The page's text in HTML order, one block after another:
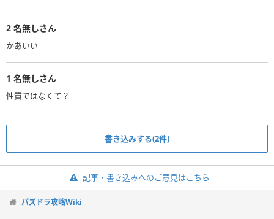
2 名無しさん
かあいい
1 名無しさん
性質ではなくて？
書き込みする(2件)
記事・書き込みへのご意見はこちら
パズドラ攻略Wiki